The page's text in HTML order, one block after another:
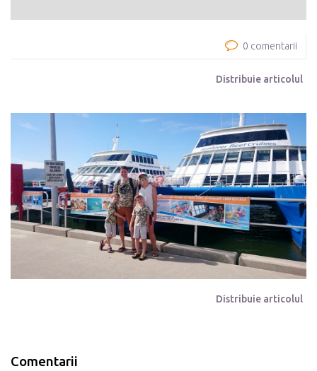
0 comentarii
Distribuie articolul
Distribuie articolul
Comentarii